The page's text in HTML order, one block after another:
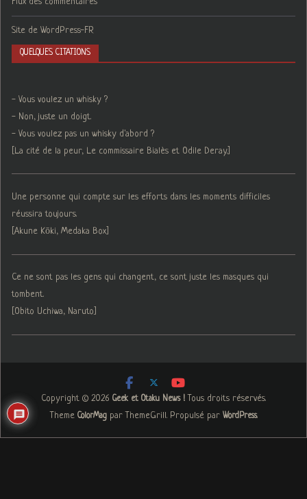
Site de WordPress-FR
QUELQUES CITATIONS
- Vous voulez un whisky ?
- Non, juste un doigt.
- Vous voulez pas un whisky d'abord ?
[La cité de la peur, Le commissaire Bialès et Odile Deray.]
Une personne qui compte sur les efforts dans les moments difficiles
réussira toujours.
[Akune Kōki, Medaka Box]
Ce ne sont pas les gens qui changent, ce sont juste les masques qui
tombent.
[Obito Uchiwa, Naruto]
Copyright © 2026 Geek et Otaku News !. Tous droits réservés.
Theme ColorMagpar ThemeGrill. Propulsé par WordPress.